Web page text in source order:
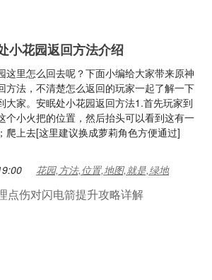
小花园返回方法介绍
这里怎么回去呢？下面小编给大家带来原神
方法，不清楚怎么返回的玩家一起了解一下
大家。安眠处小花园返回方法1.首先玩家到
个小火把的位置，然后抬头可以看到这有一
爬上去[这里建议换成萝莉角色方便通过]
花园,方法,位置,地图,就是,绿地